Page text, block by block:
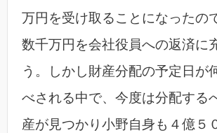
万円を受け取ることになったの
数千万円を会社役員への返済に
う。しかし財産分配の予定日が
べされる中で、今度は分配する
産が見つかり小野自身も４億５